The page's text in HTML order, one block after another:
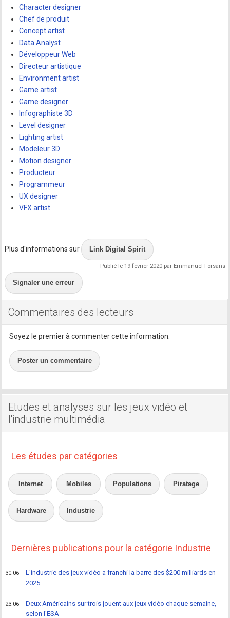
Character designer
Chef de produit
Concept artist
Data Analyst
Développeur Web
Directeur artistique
Environment artist
Game artist
Game designer
Infographiste 3D
Level designer
Lighting artist
Modeleur 3D
Motion designer
Producteur
Programmeur
UX designer
VFX artist
Plus d'informations sur Link Digital Spirit
Publié le 19 février 2020 par Emmanuel Forsans
Signaler une erreur
Commentaires des lecteurs
Soyez le premier à commenter cette information.
Poster un commentaire
Etudes et analyses sur les jeux vidéo et
l'industrie multimédia
Les études par catégories
Internet Mobiles Populations Piratage
Hardware Industrie
Dernières publications pour la catégorie Industrie
30.06
L'industrie des jeux vidéo a franchi la barre des $200 milliards en
2025
23.06
Deux Américains sur trois jouent aux jeux vidéo chaque semaine,
selon l'ESA